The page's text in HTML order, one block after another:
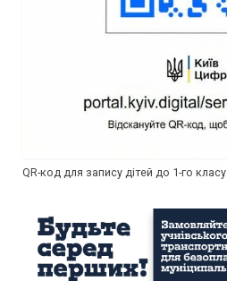
QR-код для запису дітей до 1-го класу